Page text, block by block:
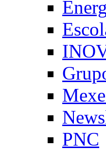
PNC